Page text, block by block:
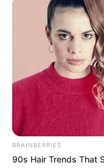
BRAINBERRIES
90s Hair Trends That